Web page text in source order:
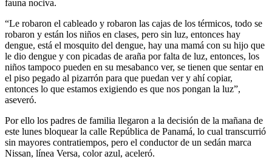
fauna nociva.
“Le robaron el cableado y robaron las cajas de los térmicos, todo se
robaron y están los niños en clases, pero sin luz, entonces hay
dengue, está el mosquito del dengue, hay una mamá con su hijo que
le dio dengue y con picadas de araña por falta de luz, entonces, los
niños tampoco pueden en su mesabanco ver, se tienen que sentar en
el piso pegado al pizarrón para que puedan ver y ahí copiar,
entonces lo que estamos exigiendo es que nos pongan la luz”,
aseveró.
Por ello los padres de familia llegaron a la decisión de la mañana de
este lunes bloquear la calle República de Panamá, lo cual transcurrió
sin mayores contratiempos, pero el conductor de un sedán marca
Nissan, línea Versa, color azul, aceleró.